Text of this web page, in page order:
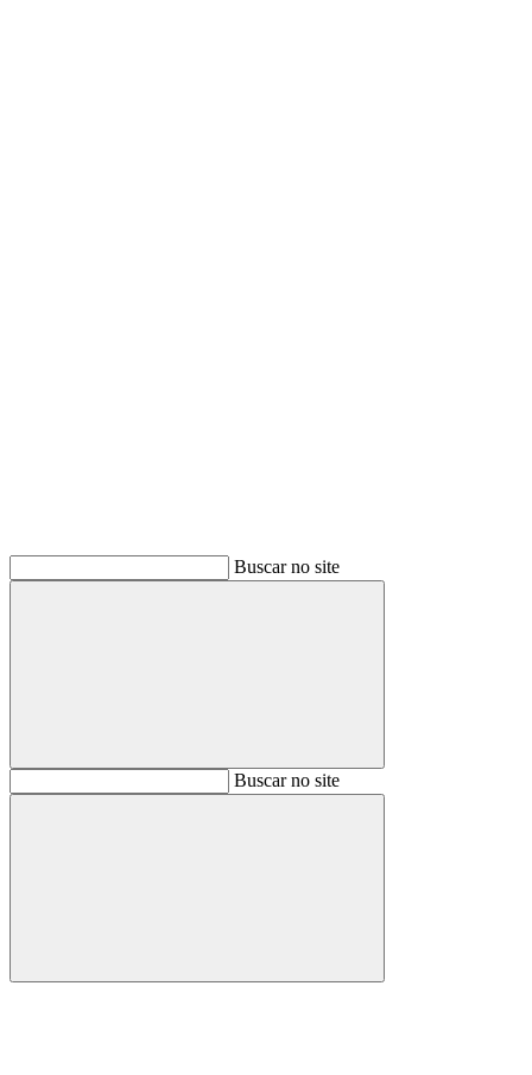
Buscar no site
BuscarBuscar no site
Buscar